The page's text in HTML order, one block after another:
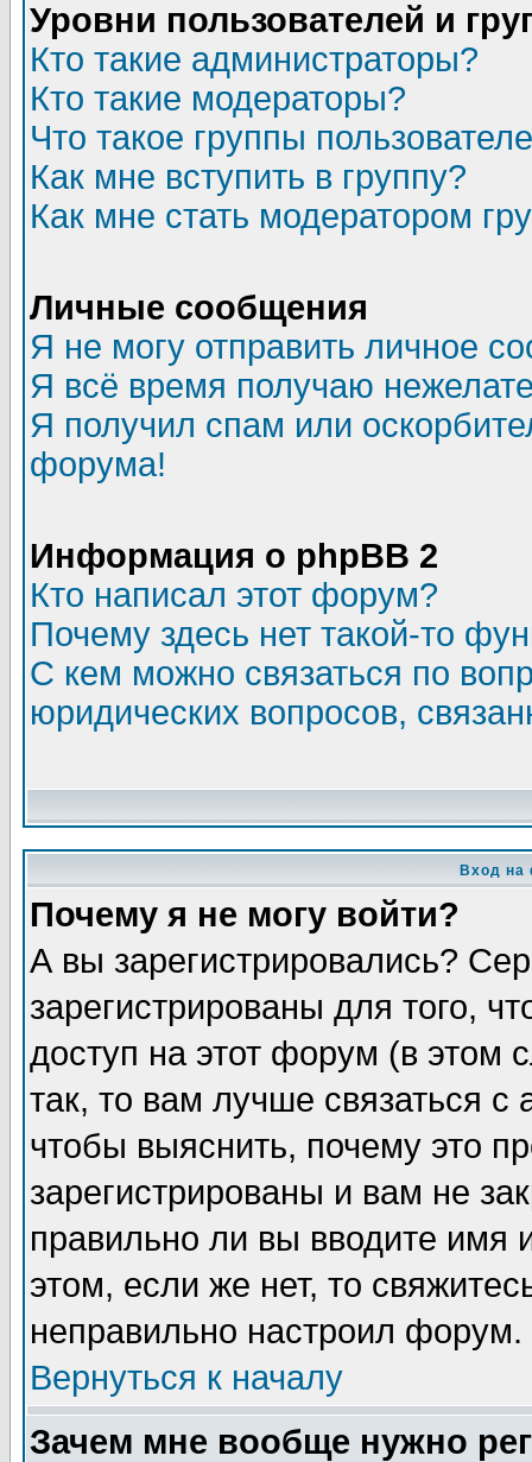
Уровни пользователей и
Кто такие администраторы?
Кто такие модераторы?
Что такое группы
Как мне вступить в группу?
Как мне стать модератором
Личные сообщения
Я не могу отправить личное
Я всё время получаю
Я получил спам или
форума!
Информация о phpBB 2
Кто написал этот форум?
Почему здесь нет такой-то
С кем можно связаться по
юридических вопросов,
Вход на
Почему я не могу войти?
А вы зарегистрировались?
зарегистрированы для того,
доступ на этот форум (в этом
так, то вам лучше связаться
чтобы выяснить, почему это
зарегистрированы и вам не
правильно ли вы вводите
этом, если же нет, то
неправильно настроил форум.
Вернуться к началу
Зачем мне вообще нужно